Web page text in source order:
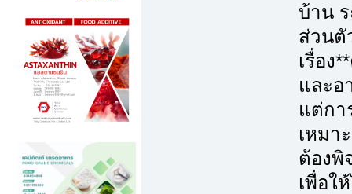
บ้าน
ส่วนตั
เรื่อง
และอ
แต่กา
เหมา
ต้องพิ
เพื่อใ